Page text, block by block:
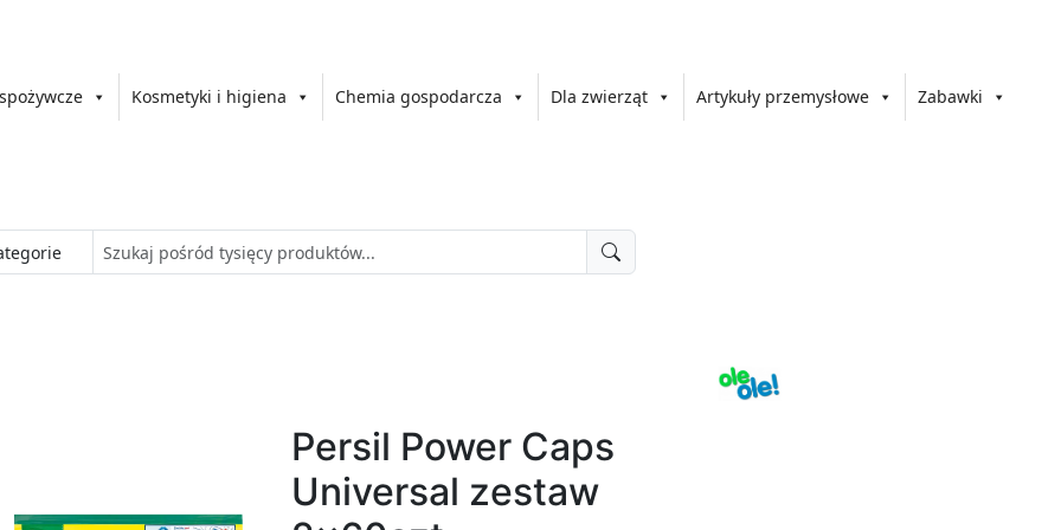
Kosmetyki i higiena Chemia gospodarcza Dla zwierząt Artykuły przemysłowe Zabawki
Persil Power Caps
Universal zestaw